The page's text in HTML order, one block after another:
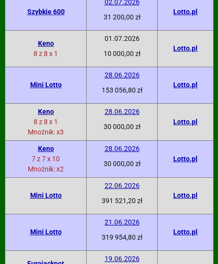
Szybkie 600
02.07.2026
31 200,00 zł
Lotto.pl
Keno
8 z 8 x 1
01.07.2026
10 000,00 zł
Lotto.pl
Mini Lotto
28.06.2026
153 056,80 zł
Lotto.pl
Keno
8 z 8 x 1
Mnożnik: x3
28.06.2026
30 000,00 zł
Lotto.pl
Keno
7 z 7 x 10
Mnożnik: x2
28.06.2026
30 000,00 zł
Lotto.pl
Mini Lotto
22.06.2026
391 521,20 zł
Lotto.pl
Mini Lotto
21.06.2026
319 954,80 zł
Lotto.pl
19.06.2026